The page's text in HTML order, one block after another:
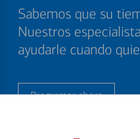
Sabemos que su
Nuestros
ayudarle cuando
Programar ahora